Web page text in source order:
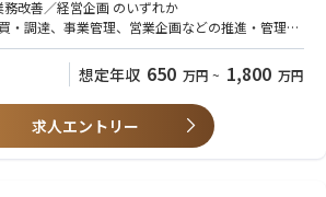
モートワーク実施日数 (3H 以上）
（参考）
業時間 ／ 30H/月
して携わることができます。
ビッグデータを活用し、効率的かつお客さまに喜
ることができます。
外のプロフェッショナル人材と協働することを通
プと幅広い人脈形成ができます。
のスコープ設定、スケジュール・課題・タスク管
発・外部パートナー間の調整および合意形成の推
改善／経営企画 のいずれか
・調達、事業管理、営業企画などの推進・管理業
ーを巻き込み、プロジェクトや業務改善を推進し
、資料や実行プランに落とし込む力
想定年収 650 万円 ~ 1,800 万円
求人エントリー